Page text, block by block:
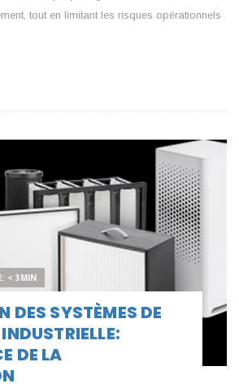
tout en limitant les risques opérationnels
< 3MIN
DES SYSTÈMES DE
DE LA